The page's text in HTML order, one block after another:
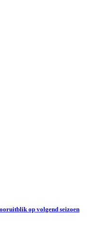
op volgend seizoen